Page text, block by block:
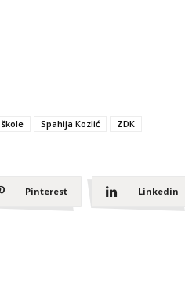
škole Spahija Kozlić ZDK
Pinterest Linkedin